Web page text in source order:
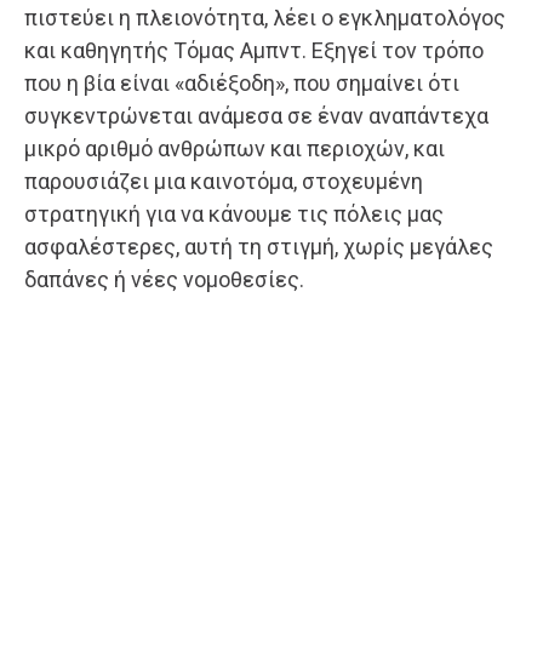
πιστεύει η πλειονότητα, λέει ο εγκληματολόγος
και καθηγητής Τόμας Αμπντ. Εξηγεί τον τρόπο
που η βία είναι «αδιέξοδη», που σημαίνει ότι
συγκεντρώνεται ανάμεσα σε έναν αναπάντεχα
μικρό αριθμό ανθρώπων και περιοχών, και
παρουσιάζει μια καινοτόμα, στοχευμένη
στρατηγική για να κάνουμε τις πόλεις μας
ασφαλέστερες, αυτή τη στιγμή, χωρίς μεγάλες
δαπάνες ή νέες νομοθεσίες.